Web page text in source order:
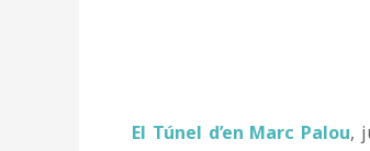
El Túnel d’en Marc Palou,